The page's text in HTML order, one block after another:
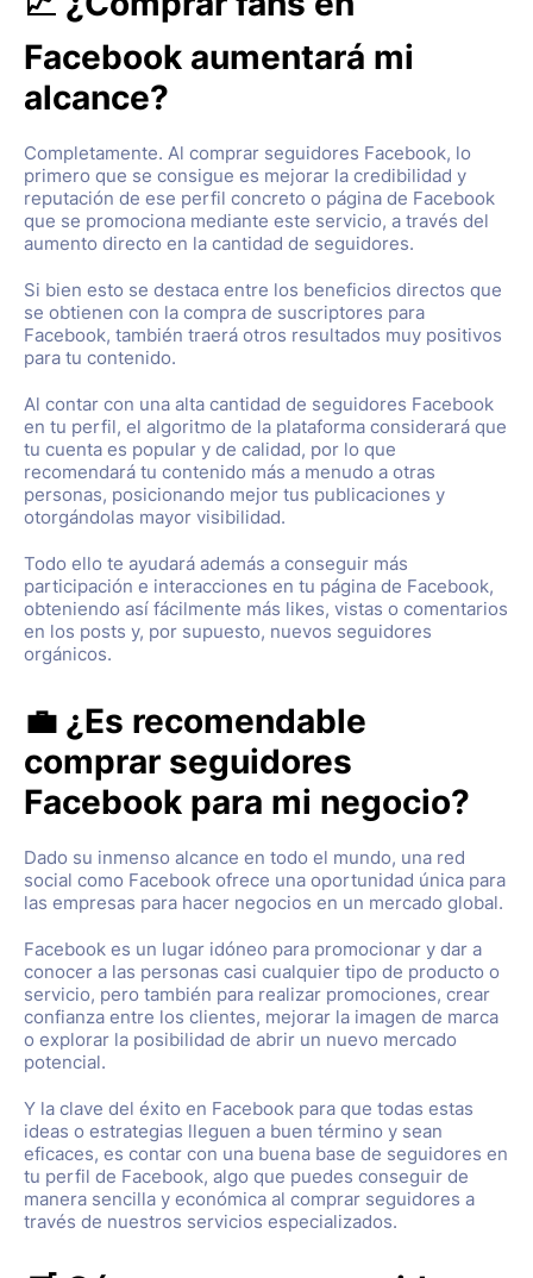
Facebook aumentará mi
alcance?
Completamente. Al comprar seguidores Facebook, lo
primero que se consigue es mejorar la credibilidad y
reputación de ese perfil concreto o página de Facebook
que se promociona mediante este servicio, a través del
aumento directo en la cantidad de seguidores.
Si bien esto se destaca entre los beneficios directos que
se obtienen con la compra de suscriptores para
Facebook, también traerá otros resultados muy positivos
para tu contenido.
Al contar con una alta cantidad de seguidores Facebook
en tu perfil, el algoritmo de la plataforma considerará que
tu cuenta es popular y de calidad, por lo que
recomendará tu contenido más a menudo a otras
personas, posicionando mejor tus publicaciones y
otorgándolas mayor visibilidad.
Todo ello te ayudará además a conseguir más
participación e interacciones en tu página de Facebook,
obteniendo así fácilmente más likes, vistas o comentarios
en los posts y, por supuesto, nuevos seguidores
orgánicos.
💼 ¿Es recomendable
comprar seguidores
Facebook para mi negocio?
Dado su inmenso alcance en todo el mundo, una red
social como Facebook ofrece una oportunidad única para
las empresas para hacer negocios en un mercado global.
Facebook es un lugar idóneo para promocionar y dar a
conocer a las personas casi cualquier tipo de producto o
servicio, pero también para realizar promociones, crear
confianza entre los clientes, mejorar la imagen de marca
o explorar la posibilidad de abrir un nuevo mercado
potencial.
Y la clave del éxito en Facebook para que todas estas
ideas o estrategias lleguen a buen término y sean
eficaces, es contar con una buena base de seguidores en
tu perfil de Facebook, algo que puedes conseguir de
manera sencilla y económica al comprar seguidores a
través de nuestros servicios especializados.